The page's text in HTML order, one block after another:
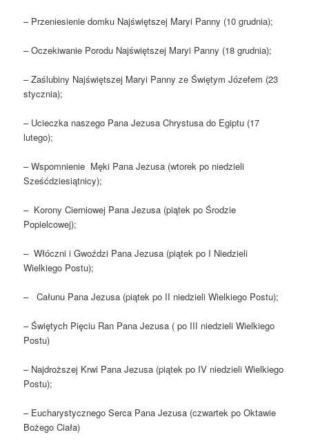
– Przeniesienie domku Najświętszej Maryi Panny (10 grudnia);
– Oczekiwanie Porodu Najświętszej Maryi Panny (18 grudnia);
– Zaślubiny Najświętszej Maryi Panny ze Świętym Józefem (23
stycznia);
– Ucieczka naszego Pana Jezusa Chrystusa do Egiptu (17
lutego);
– Wspomnienie Męki Pana Jezusa (wtorek po niedzieli
Sześćdziesiątnicy);
– Korony Cierniowej Pana Jezusa (piątek po Środzie
Popielcowej);
– Włóczni i Gwoździ Pana Jezusa (piątek po I Niedzieli
Wielkiego Postu);
– Całunu Pana Jezusa (piątek po II niedzieli Wielkiego Postu);
– Świętych Pięciu Ran Pana Jezusa ( po III niedzieli Wielkiego
Postu)
– Najdroższej Krwi Pana Jezusa (piątek po IV niedzieli Wielkiego
Postu);
– Eucharystycznego Serca Pana Jezusa (czwartek po Oktawie
Bożego Ciała)